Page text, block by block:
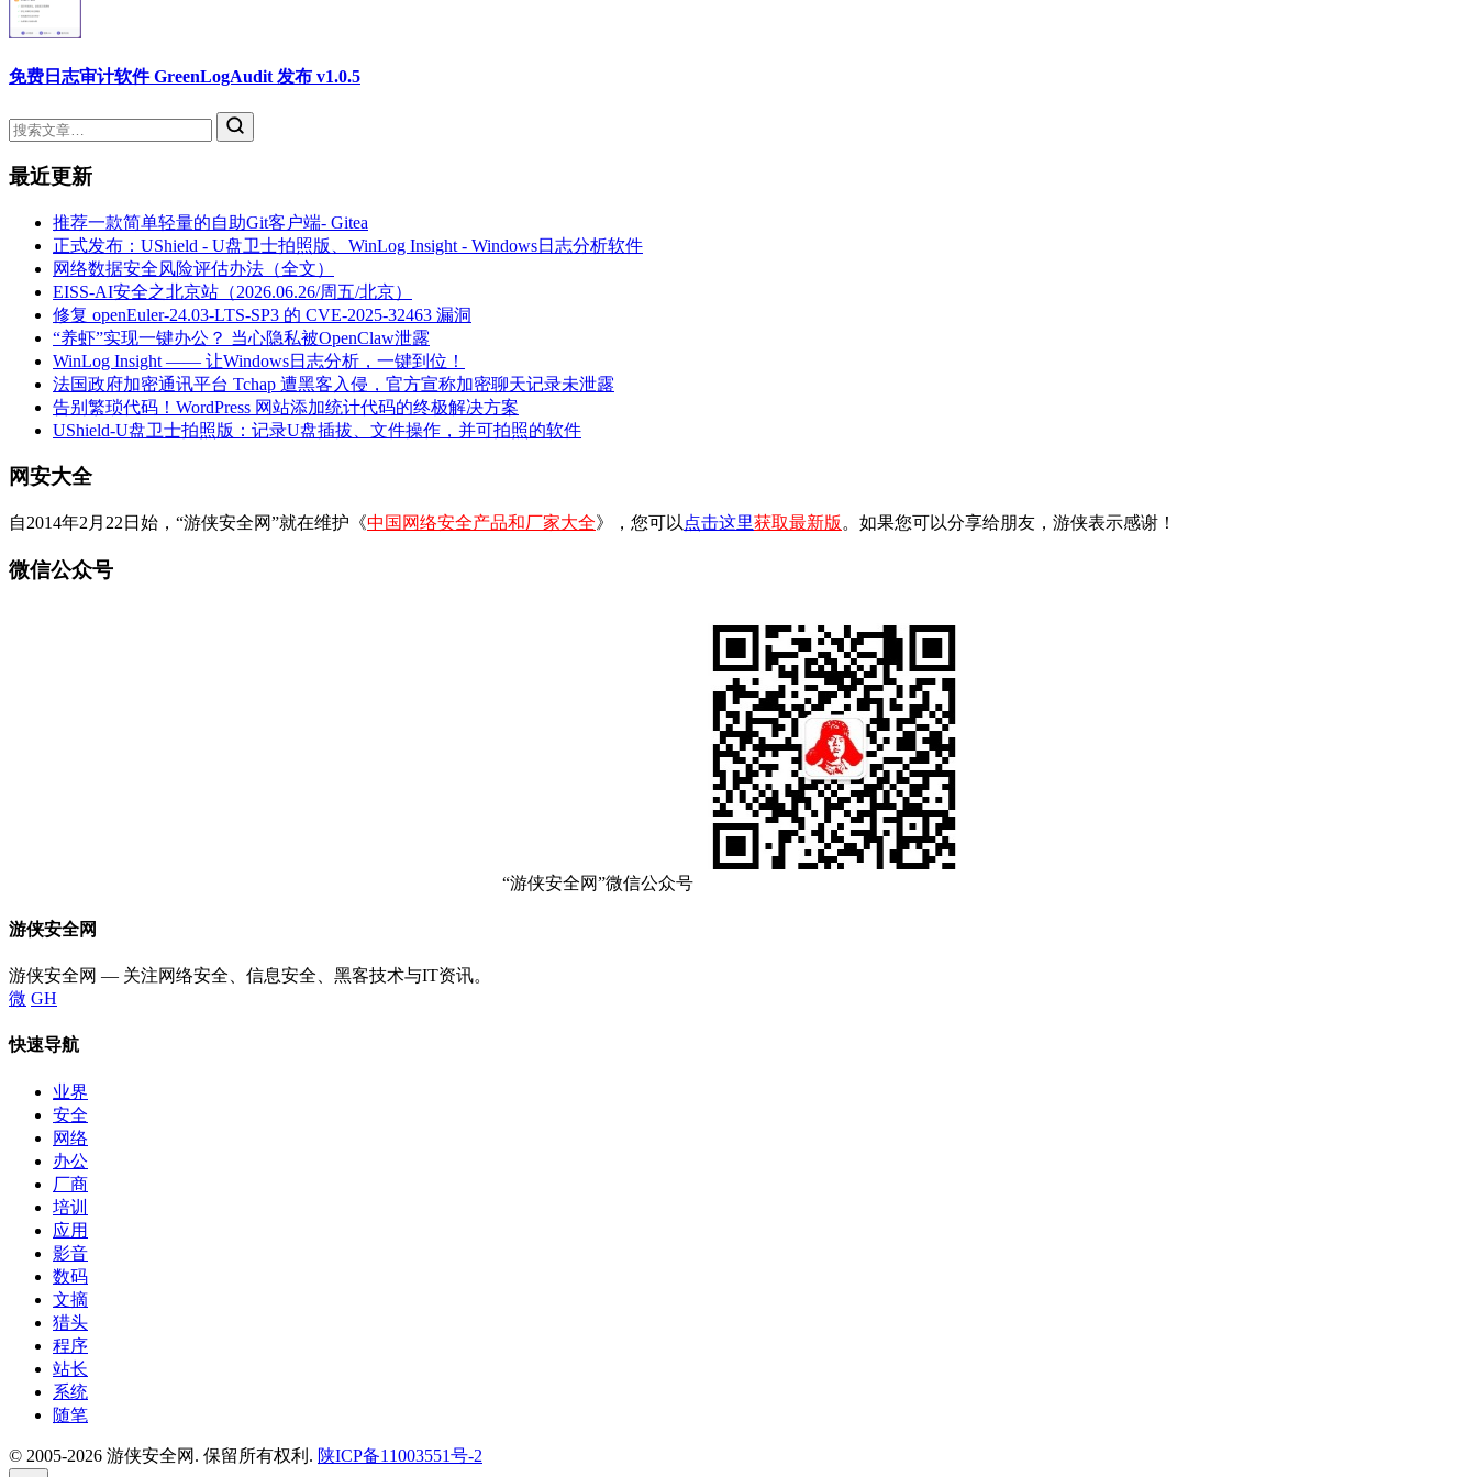
免费日志审计软件 GreenLogAudit 发布 v1.0.5
最近更新
推荐一款简单轻量的自助Git客户端- Gitea
正式发布：UShield - U盘卫士拍照版、WinLog Insight - Windows日志分析软件
网络数据安全风险评估办法（全文）
EISS-AI安全之北京站（2026.06.26/周五/北京）
修复 openEuler-24.03-LTS-SP3 的 CVE-2025-32463 漏洞
“养虾”实现一键办公？ 当心隐私被OpenClaw泄露
WinLog Insight —— 让Windows日志分析，一键到位！
法国政府加密通讯平台 Tchap 遭黑客入侵，官方宣称加密聊天记录未泄露
告别繁琐代码！WordPress 网站添加统计代码的终极解决方案
UShield-U盘卫士拍照版：记录U盘插拔、文件操作，并可拍照的软件
网安大全
自2014年2月22日始，“游侠安全网”就在维护《中国网络安全产品和厂家大全》，您可以 点击这里获取最新版 。如果您可以分享给朋友，游侠表示感谢！
微信公众号
“游侠安全网”微信公众号
游侠安全网
游侠安全网 — 关注网络安全、信息安全、黑客技术与IT资讯。
微 GH
快速导航
业界
安全
网络
办公
厂商
培训
应用
影音
数码
文摘
猎头
程序
站长
系统
随笔
© 2005-2026 游侠安全网. 保留所有权利. 陕ICP备11003551号-2